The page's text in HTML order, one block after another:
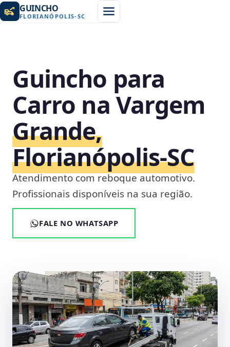
GUINCHO
FLORIANÓPOLIS-SC
Guincho para
Carro na Vargem
Grande,
Florianópolis‑SC
Atendimento com reboque automotivo.
Profissionais disponíveis na sua região.
FALE NO WHATSAPP